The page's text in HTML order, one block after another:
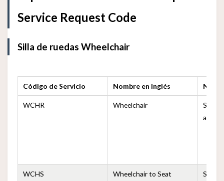
Service Request Code
Silla de ruedas Wheelchair
Código de Servicio Nombre en Inglés
WCHR Wheelchair
Silla
WCHS Wheelchair to Seat
Silla